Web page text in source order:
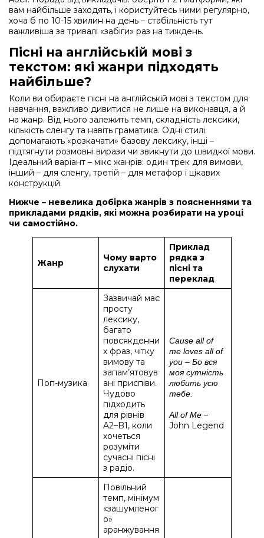
вам найбільше заходять, і користуйтесь ними регулярно,
хоча б по 10-15 хвилин на день – стабільність тут
важливіша за тривалі «забіги» раз на тиждень.
Пісні на англійській мові з
текстом: які жанри підходять
найбільше?
Коли ви обираєте пісні на англійській мові з текстом для
навчання, важливо дивитися не лише на виконавця, а й
на жанр. Від нього залежить темп, складність лексики,
кількість сленгу та навіть граматика. Одні стилі
допомагають «розкачати» базову лексику, інші –
підтягнути розмовні вирази чи звикнути до швидкої мови.
Ідеальний варіант – мікс жанрів: один трек для вимови,
інший – для сленгу, третій – для метафор і цікавих
конструкцій.
Нижче – невелика добірка жанрів з поясненнями та
прикладами рядків, які можна розбирати на уроці
чи самостійно.
Жанр
Чому варто
слухати
Приклад
рядка з
пісні та
переклад
Поп-музика
Зазвичай має
просту
лексику,
багато
повсякденни
х фраз, чітку
вимову та
запам’ятовув
ані приспіви.
Чудово
підходить
для рівнів
A2–B1, коли
хочеться
розуміти
сучасні пісні
з радіо.
Cause all of
me loves all of
you – Бо вся
моя сутність
любить усю
тебе.
All of Me –
John Legend
Повільний
темп, мінімум
«зашумленог
о»
аранжування